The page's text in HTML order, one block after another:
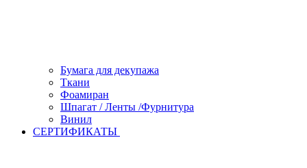
Бумага для декупажа
Ткани
Фоамиран
Шпагат / Ленты /Фурнитура
Винил
СЕРТИФИКАТЫ